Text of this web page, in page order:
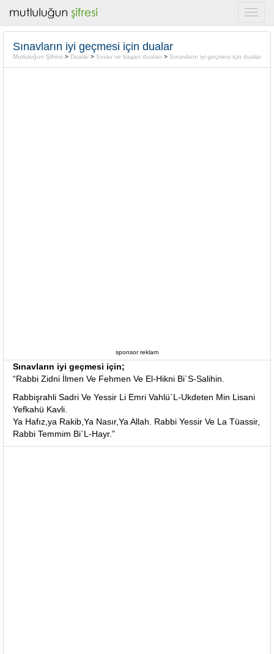
Sınavların iyi geçmesi için dualar
Mutluluğun Şifresi > Dualar > Sınav ve başarı duaları > Sınavların iyi geçmesi için dualar
sponsor reklam
Sınavların iyi geçmesi için;
“Rabbi Zidni İlmen Ve Fehmen Ve El-Hikni Bi`S-Salihin.
Rabbişrahli Sadri Ve Yessir Li Emri Vahlü`L-Ukdeten Min Lisani
Yefkahü Kavli.
Ya Hafız,ya Rakib,Ya Nasır,Ya Allah. Rabbi Yessir Ve La Tüassir,
Rabbi Temmim Bi`L-Hayr.”